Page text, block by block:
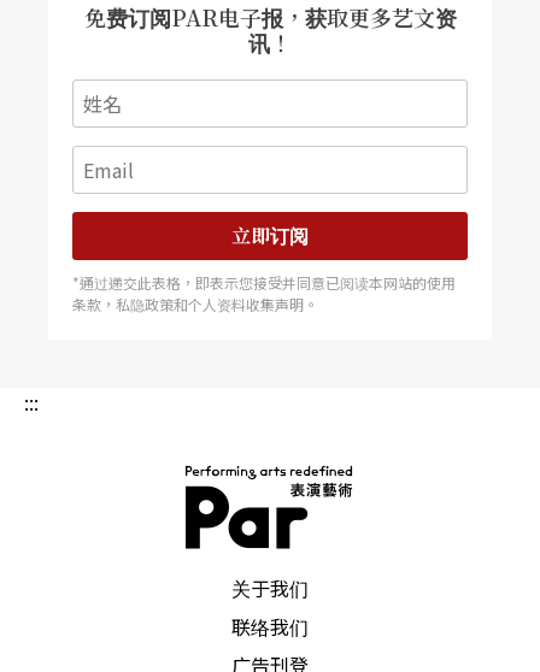
免费订阅PAR电子报，获取更多艺文资
讯！
立即订阅
*通过递交此表格，即表示您接受并同意已阅读本网站的使用
条款，私隐政策和个人资料收集声明。
:::
关于我们
联络我们
广告刊登